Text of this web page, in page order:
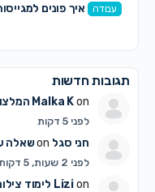
עבודה איך פונים
תגובות חדשות
Malka Kon
לפני 5 דקות
חני סגל שאלה
לפני 2 שעות, 5 דקות
Lizion לימוד